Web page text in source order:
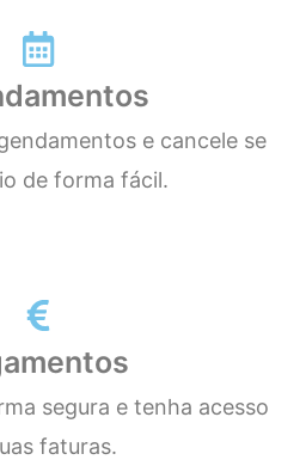
e cancele se
de forma fácil.
segura e tenha acesso
faturas.